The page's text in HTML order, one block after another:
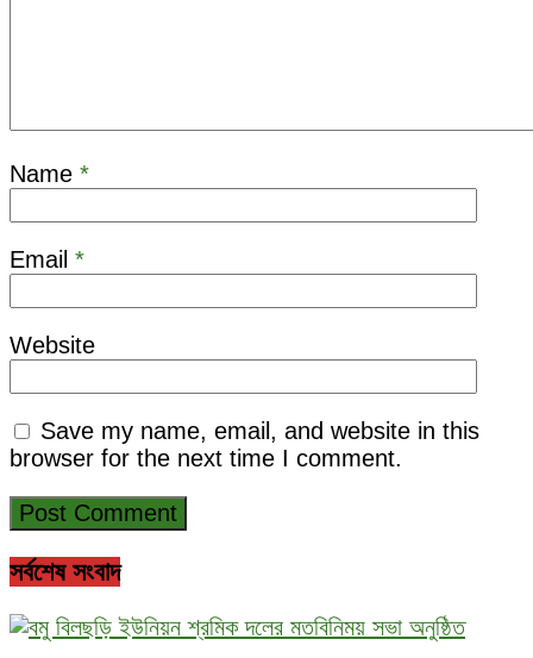
Name *
Email *
Website
Save my name, email, and website in this
browser for the next time I comment.
সর্বশেষ সংবাদ